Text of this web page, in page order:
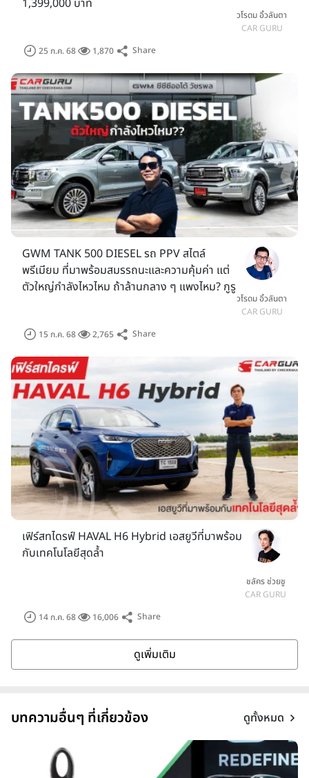
1,399,000 บาท
วโรดม อิ้วลันตา
CAR GURU
25 ก.ค. 68
1,870 Share
GWM TANK 500 DIESEL รถ PPV สไตล์
พรีเมียม ที่มาพร้อมสมรรถนะและความคุ้มค่า แต่
ตัวใหญ่กำลังไหวไหม ถ้าล้านกลาง ๆ แพงไหม? กูรู
วโรดม อิ้วลันตา
CAR GURU
15 ก.ค. 68
2,765 Share
เฟิร์สทไดรฟ์ HAVAL H6 Hybrid เอสยูวีที่มาพร้อม
กับเทคโนโลยีสุดล้ำ
ชลัคร ช่วยชู
CAR GURU
14 ก.ค. 68
16,006 Share
ดูเพิ่มเติม
บทความอื่นๆ ที่เกี่ยวข้อง ดูทั้งหมด